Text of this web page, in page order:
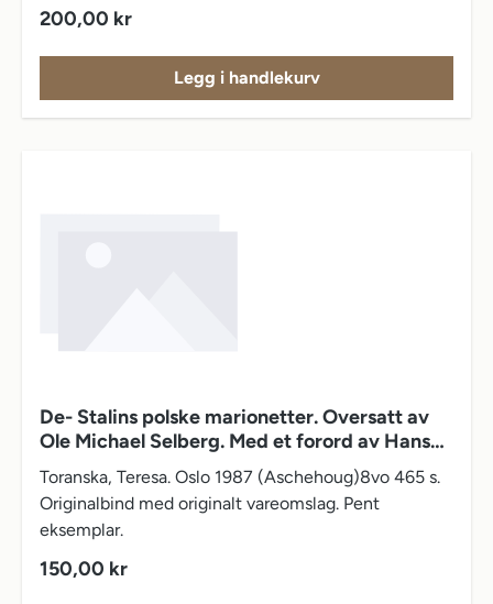
Vanlig pris:
200,00 kr
Legg i handlekurv
De- Stalins polske marionetter. Oversatt av
Ole Michael Selberg. Med et forord av Hans
Wilhelm Steinfeld
Toranska, Teresa. Oslo 1987 (Aschehoug)8vo 465 s.
Originalbind med originalt vareomslag. Pent
eksemplar.
Vanlig pris:
150,00 kr